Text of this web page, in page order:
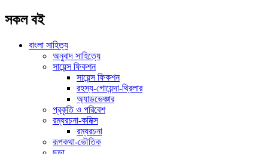
সকল বই
বাংলা সাহিত্য
অনুবাদ সাহিত্যে
সায়েন্স ফিকশন
সায়েন্স ফিকশন
রহস্য-গোয়েন্দা-থ্রিলার
অ্যাডভেঞ্চার
প্রকৃতি ও পরিবেশ
রম্যরচনা-কমিক্স
রম্যরচনা
রূপকথা-ভৌতিক